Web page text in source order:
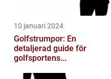
10 januari 2024
Golfstrumpor: En
detaljerad guide för
golfsportens...